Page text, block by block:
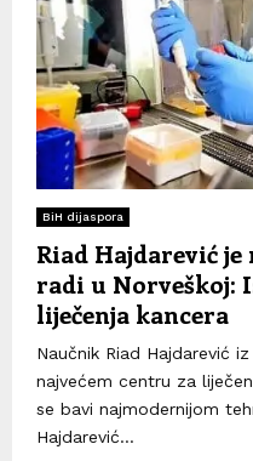
BiH dijaspora
Riad Hajdarević
radi u Norveškoj:
liječenja kancera
Naučnik Riad Hajdarević
najvećem centru za
se bavi najmodernijom
Hajdarević...